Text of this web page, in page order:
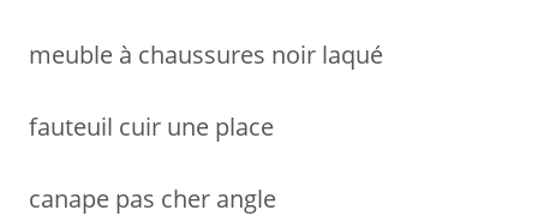
meuble à chaussures noir laqué
fauteuil cuir une place
canape pas cher angle